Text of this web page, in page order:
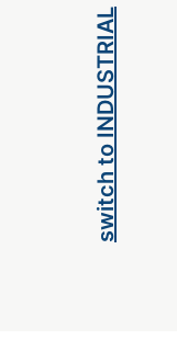
switch to INDUSTRIAL